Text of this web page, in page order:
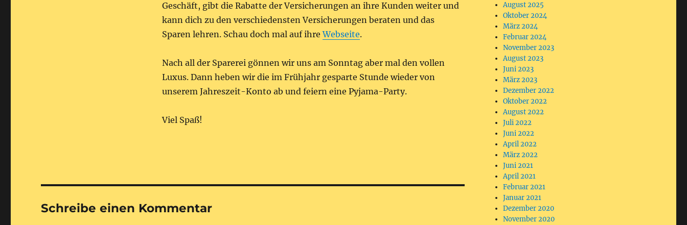
Geschäft, gibt die Rabatte der Versicherungen an ihre Kunden weiter und
kann dich zu den verschiedensten Versicherungen beraten und das
Sparen lehren. Schau doch mal auf ihreWebseite.
Nach all der Sparerei gönnen wir uns am Sonntag aber mal den vollen
Luxus. Dann heben wir die im Frühjahr gesparte Stunde wieder von
unserem Jahreszeit-Konto ab und feiern eine Pyjama-Party.
Viel Spaß!
Schreibe einen Kommentar
August 2025
Oktober 2024
März 2024
Februar 2024
November 2023
August 2023
Juni 2023
März 2023
Dezember 2022
Oktober 2022
August 2022
Juli 2022
Juni 2022
April 2022
März 2022
Juni 2021
April 2021
Februar 2021
Januar 2021
Dezember 2020
November 2020